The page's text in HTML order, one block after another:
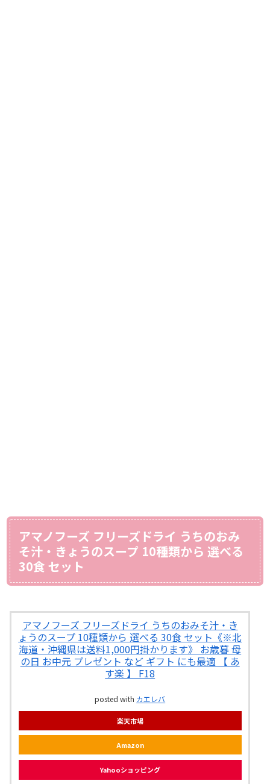
アマノフーズ フリーズドライ うちのおみ
そ汁・きょうのスープ 10種類から 選べる
30食 セット
アマノフーズ フリーズドライ うちのおみそ汁・き
ょうのスープ 10種類から 選べる 30食 セット《※北
海道・沖縄県は送料1,000円掛かります》 お歳暮 母
の日 お中元 プレゼント など ギフト にも最適 【 あ
す楽 】 F18
posted with カエレバ
楽天市場
Amazon
Yahooショッピング